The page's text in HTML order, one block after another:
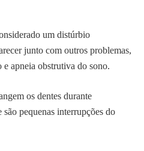
um distúrbio
junto com outros problemas,
apneia obstrutiva do sono.
os dentes durante
pequenas interrupções do